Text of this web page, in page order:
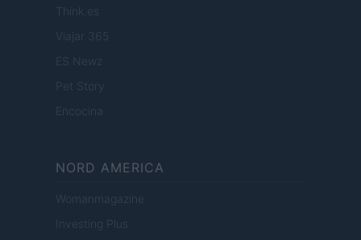
Think.es
Viajar 365
ES Newz
Pet Story
Encocina
NORD AMERICA
Womanmagazine
Investing Plus